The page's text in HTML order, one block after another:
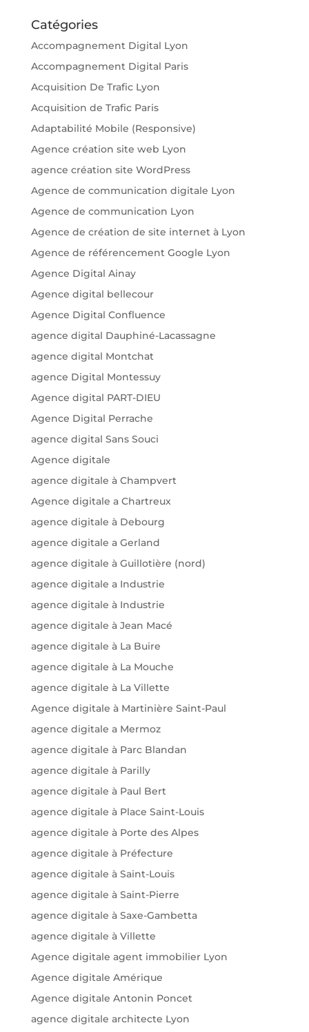
Catégories
Accompagnement Digital Lyon
Accompagnement Digital Paris
Acquisition De Trafic Lyon
Acquisition de Trafic Paris
Adaptabilité Mobile (Responsive)
Agence création site web Lyon
agence création site WordPress
Agence de communication digitale Lyon
Agence de communication Lyon
Agence de création de site internet à Lyon
Agence de référencement Google Lyon
Agence Digital Ainay
Agence digital bellecour
Agence Digital Confluence
agence digital Dauphiné-Lacassagne
agence digital Montchat
agence Digital Montessuy
Agence digital PART-DIEU
Agence Digital Perrache
agence digital Sans Souci
Agence digitale
agence digitale à Champvert
Agence digitale a Chartreux
agence digitale à Debourg
agence digitale a Gerland
agence digitale à Guillotière (nord)
agence digitale a Industrie
agence digitale à Industrie
agence digitale à Jean Macé
agence digitale à La Buire
agence digitale à La Mouche
agence digitale à La Villette
Agence digitale à Martinière Saint-Paul
agence digitale a Mermoz
agence digitale à Parc Blandan
agence digitale à Parilly
agence digitale à Paul Bert
agence digitale à Place Saint-Louis
agence digitale à Porte des Alpes
agence digitale à Préfecture
agence digitale à Saint-Louis
agence digitale à Saint-Pierre
agence digitale à Saxe-Gambetta
agence digitale à Villette
Agence digitale agent immobilier Lyon
Agence digitale Amérique
Agence digitale Antonin Poncet
agence digitale architecte Lyon